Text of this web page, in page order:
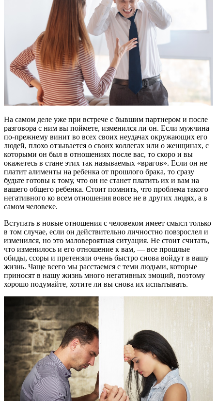
На самом деле уже при встрече с бывшим партнером и после
разговора с ним вы поймете, изменился ли он. Если мужчина
по-прежнему винит во всех своих неудачах окружающих его
людей, плохо отзывается о своих коллегах или о женщинах, с
которыми он был в отношениях после вас, то скоро и вы
окажетесь в стане этих так называемых «врагов». Если он не
платит алименты на ребенка от прошлого брака, то сразу
будьте готовы к тому, что он не станет платить их и вам на
вашего общего ребенка. Стоит помнить, что проблема такого
негативного ко всем отношения вовсе не в других людях, а в
самом человеке.
Вступать в новые отношения с человеком имеет смысл только
в том случае, если он действительно личностно повзрослел и
изменился, но это маловероятная ситуация. Не стоит считать,
что изменилось и его отношение к вам, — все прошлые
обиды, ссоры и претензии очень быстро снова войдут в вашу
жизнь. Чаще всего мы расстаемся с теми людьми, которые
приносят в нашу жизнь много негативных эмоций, поэтому
хорошо подумайте, хотите ли вы снова их испытывать.